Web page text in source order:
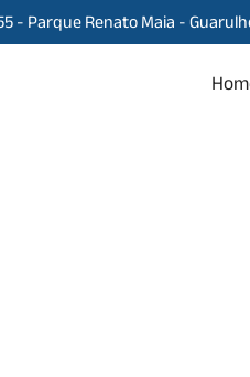
- Parque Renato Maia -